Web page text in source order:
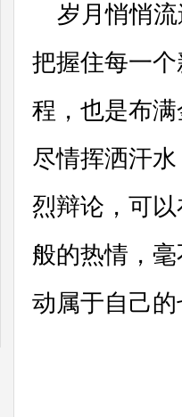
岁月悄悄流
把握住每一
程，也是布
尽情挥洒汗
烈辩论，可
般的热情，
动属于自己